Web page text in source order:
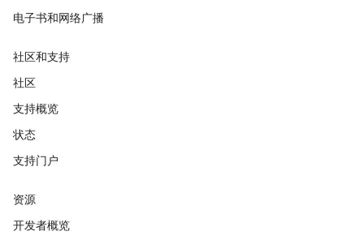
电子书和网络广播
社区和支持
社区
支持概览
状态
支持门户
资源
开发者概览